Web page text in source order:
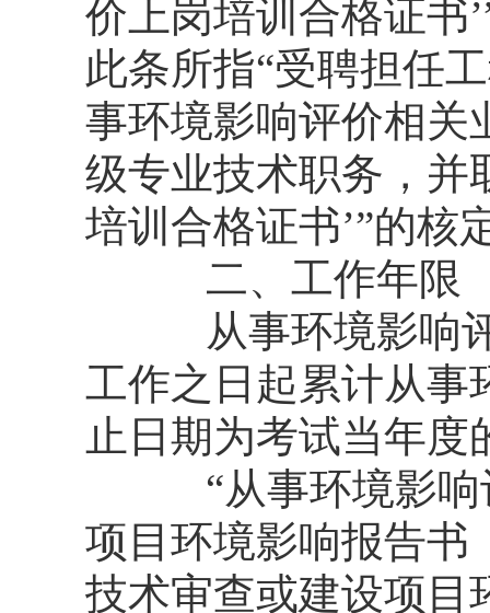
价上岗培训合格证书
此条所指“受聘担任
事环境影响评价相关
级专业技术职务，并
培训合格证书’”的核
二、工作年限
从事环境影响评
工作之日起累计从事
止日期为考试当年度
“从事环境影响评
项目环境影响报告书
技术审查或建设项目